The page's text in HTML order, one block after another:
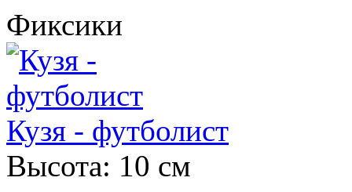
Фиксики
Кузя - футболист
Высота: 10 см